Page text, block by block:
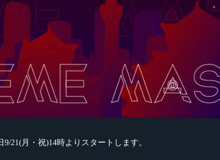
9/21(月・祝)14時よりスタートします。